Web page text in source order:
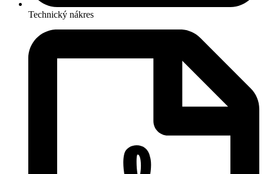
Technický nákres